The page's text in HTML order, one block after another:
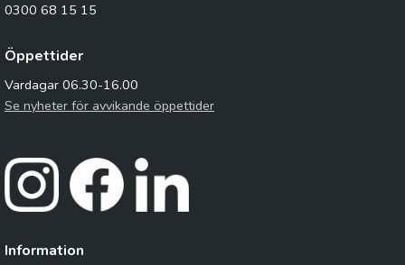
0300 68 15 15
Öppettider
Vardagar 06.30-16.00
Se nyheter för avvikande öppettider
Information